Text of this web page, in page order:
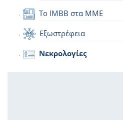
Το IMBB στα ΜΜΕ
Εξωστρέφεια
Νεκρολογίες